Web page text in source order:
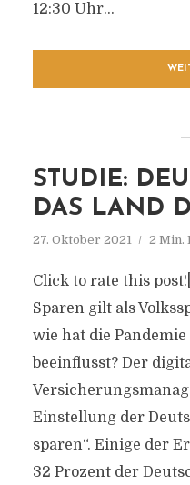
12:30 Uhr...
STUDIE:
DAS LAND
27. Oktober 2021 2 Min.
Click to rate this
Sparen gilt als
wie hat die
beeinflusst? Der
Einstellung der
sparen“. Einige der
32 Prozent der